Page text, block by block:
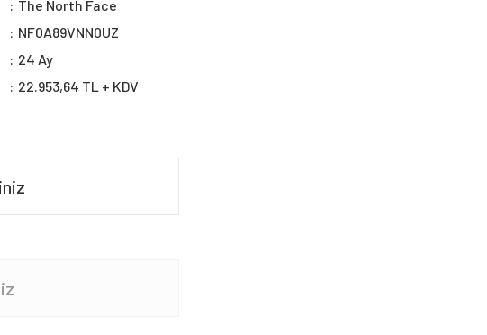
The North Face
NF0A89VNN0UZ
24 Ay
22.953,64 TL + KDV